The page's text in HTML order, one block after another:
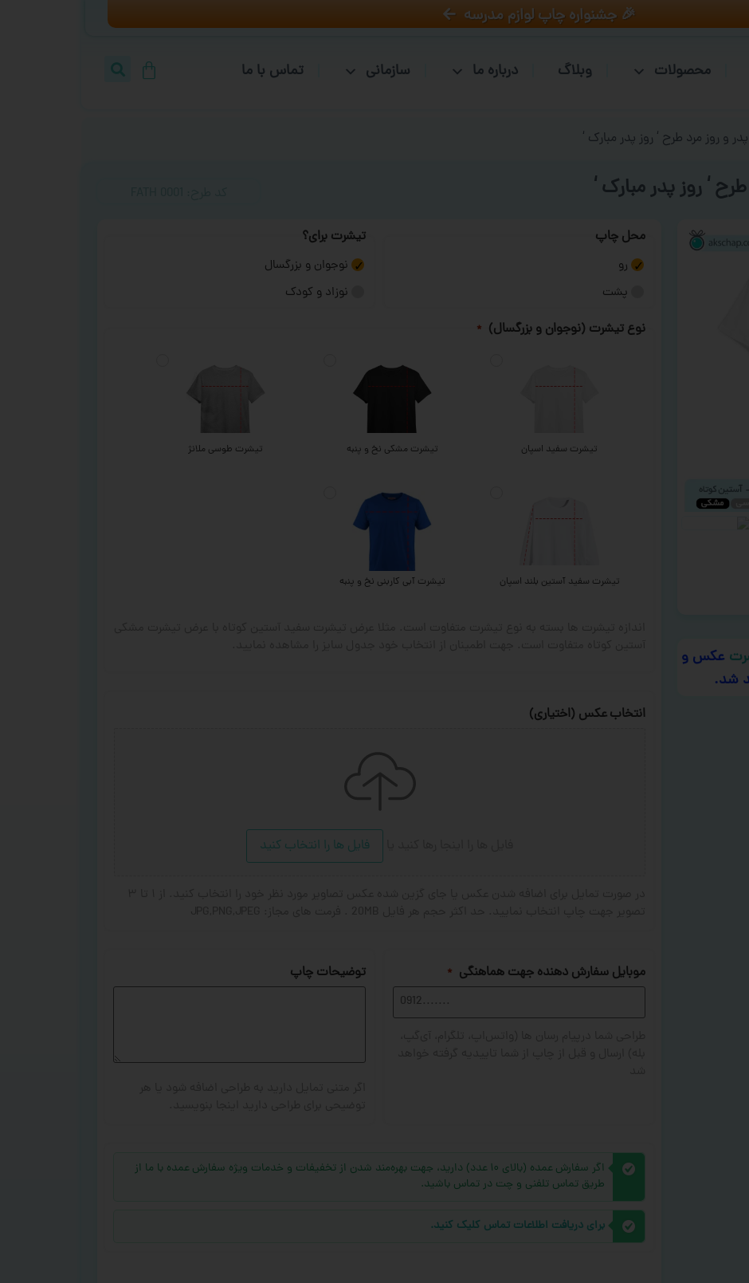
🎉 جشنواره چاپ لوازم مدرسه
محصولات وبلاگ درباره ما سازمانی تماس با ما
و روز مرد طرح ‘ روز پدر مبارک ‘
‘ روز پدر مبارک ‘
عکس و
شد.
محل چاپ
رو
پشت
تیشرت برای؟
نوجوان و بزرگسال
نوزاد و کودک
نوع تیشرت (نوجوان و بزرگسال) *
تیشرت سفید اسپان تیشرت مشکی نخ و پنبه تیشرت طوسی ملانژ
تیشرت سفید آستین بلند اسپان تیشرت آبی کاربنی نخ و پنبه
انتخاب عکس (اختیاری)
فایل ها را انتخاب کنید
موبایل سفارش دهنده جهت هماهنگی * توضیحات چاپ
اگر سفارش عمده (بالای ۱۰ عدد) دارید، جهت بهره‌مند شدن از تخفیفات و خدمات ویژه سفارش عمده با ما از
طریق تماس تلفنی و چت در تماس باشید.
برای دریافت اطلاعات تماس کلیک کنید.